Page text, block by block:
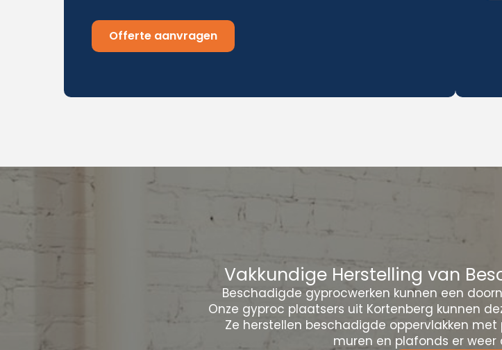
Offerte aanvragen
Vakkundige Herstelling van
Beschadigde gyprocwerken kunnen een
Onze gyproc plaatsers uit Kortenberg kunnen
Ze herstellen beschadigde oppervlakken
muren en plafonds er weer